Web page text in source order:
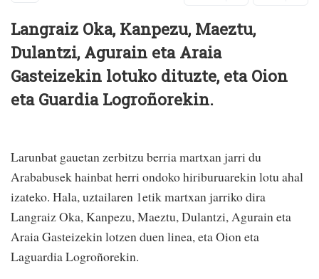
Langraiz Oka, Kanpezu, Maeztu,
Dulantzi, Agurain eta Araia
Gasteizekin lotuko dituzte, eta Oion
eta Guardia Logroñorekin.
Larunbat gauetan zerbitzu berria martxan jarri du
Arababusek hainbat herri ondoko hiriburuarekin lotu ahal
izateko. Hala, uztailaren 1etik martxan jarriko dira
Langraiz Oka, Kanpezu, Maeztu, Dulantzi, Agurain eta
Araia Gasteizekin lotzen duen linea, eta Oion eta
Laguardia Logroñorekin.